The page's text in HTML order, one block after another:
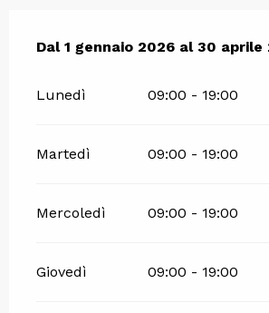
Dal1 gennaio 2026 al30 aprile
Dal1 gennaio 2026 al30 aprile
Lunedì 09:00 - 19:00
Martedì 09:00 - 19:00
Mercoledì 09:00 - 19:00
Giovedì 09:00 - 19:00